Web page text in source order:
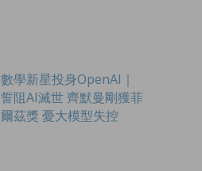
數學新星投身OpenAI｜
誓阻AI滅世 齊默曼剛獲菲
爾茲獎 憂大模型失控